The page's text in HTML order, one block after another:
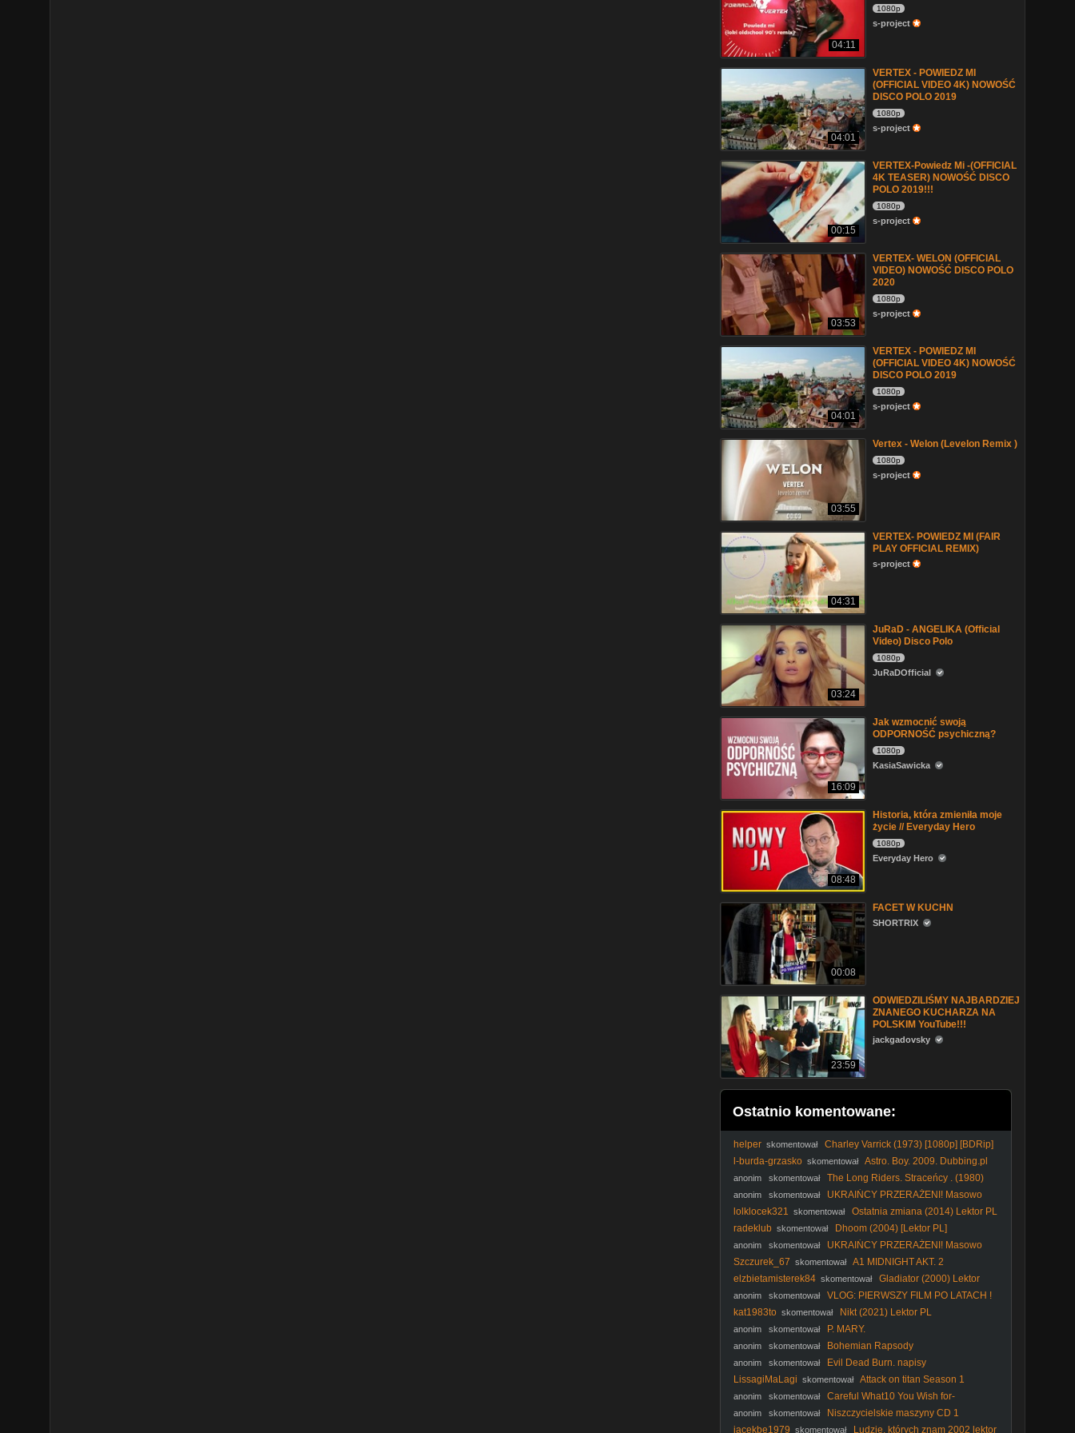
04:11
1080p
s-project
04:01
VERTEX - POWIEDZ MI
(OFFICIAL VIDEO 4K) NOWOŚĆ
DISCO POLO 2019
1080p
s-project
00:15
VERTEX-Powiedz Mi -(OFFICIAL
4K TEASER) NOWOŚĆ DISCO
POLO 2019!!!
1080p
s-project
03:53
VERTEX- WELON (OFFICIAL
VIDEO) NOWOŚĆ DISCO POLO
2020
1080p
s-project
04:01
VERTEX - POWIEDZ MI
(OFFICIAL VIDEO 4K) NOWOŚĆ
DISCO POLO 2019
1080p
s-project
03:55
Vertex - Welon (Levelon Remix )
1080p
s-project
04:31
VERTEX- POWIEDZ MI (FAIR
PLAY OFFICIAL REMIX)
s-project
03:24
JuRaD - ANGELIKA (Official
Video) Disco Polo
1080p
JuRaDOfficial
16:09
Jak wzmocnić swoją
ODPORNOŚĆ psychiczną?
1080p
KasiaSawicka
08:48
Historia, która zmieniła moje
życie // Everyday Hero
1080p
Everyday Hero
00:08
FACET W KUCHN
SHORTRIX
23:59
ODWIEDZILIŚMY NAJBARDZIEJ
ZNANEGO KUCHARZA NA
POLSKIM YouTube!!!
jackgadovsky
Ostatnio komentowane:
helper skomentował
Charley Varrick (1973) [1080p] [BDRip]
[REMASTERED]
l-burda-grzasko skomentował Astro. Boy. 2009. Dubbing.pl
anonim skomentował
The Long Riders. Straceńcy . (1980)
lektor
anonim skomentował
UKRAIŃCY PRZERAŻENI! Masowo
PAKUJĄ WALIZKI i Uciekają z Polski [ NAGRANIA ]
lolklocek321 skomentował
Ostatnia zmiana (2014) Lektor PL
radeklub skomentował Dhoom (2004) [Lektor PL]
anonim skomentował
UKRAIŃCY PRZERAŻENI! Masowo
PAKUJĄ WALIZKI i Uciekają z Polski [ NAGRANIA ]
Szczurek_67 skomentował A1 MIDNIGHT AKT. 2
(CzarnyWróbel)
elzbietamisterek84 skomentował
Gladiator (2000) Lektor
FHD
anonim skomentował
VLOG: PIERWSZY FILM PO LATACH !
kat1983to skomentował Nikt (2021) Lektor PL
anonim skomentował P. MARY.
anonim skomentował Bohemian Rapsody
anonim skomentował
Evil Dead Burn. napisy
LissagiMaLagi skomentował Attack on titan Season 1
Odcinek 22 [Napisy PL]
anonim skomentował
Careful What10 You Wish for-
Ostrożnie, czego11 sobie życzysz.
anonim skomentował
Niszczycielskie maszyny CD 1
jacekbe1979 skomentował Ludzie, których znam 2002 lektor